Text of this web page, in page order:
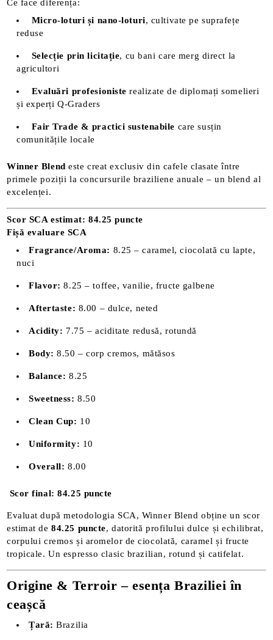
Ce face diferența:
Micro-loturi și nano-loturi, cultivate pe suprafețe
reduse
Selecție prin licitație, cu bani care merg direct la
agricultori
Evaluări profesioniste realizate de diplomați somelieri
și experți Q-Graders
Fair Trade & practici sustenabile care susțin
comunitățile locale
Winner Blend este creat exclusiv din cafele clasate între
primele poziții la concursurile braziliene anuale – un blend al
excelenței.
Scor SCA estimat: 84.25 puncte
Fișă evaluare SCA
Fragrance/Aroma: 8.25 – caramel, ciocolată cu lapte,
nuci
Flavor: 8.25 – toffee, vanilie, fructe galbene
Aftertaste: 8.00 – dulce, neted
Acidity: 7.75 – aciditate redusă, rotundă
Body: 8.50 – corp cremos, mătăsos
Balance: 8.25
Sweetness: 8.50
Clean Cup: 10
Uniformity: 10
Overall: 8.00
Scor final: 84.25 puncte
Evaluat după metodologia SCA, Winner Blend obține un scor
estimat de84.25 puncte, datorită profilului dulce și echilibrat,
corpului cremos și aromelor de ciocolată, caramel și fructe
tropicale. Un espresso clasic brazilian, rotund și catifelat.
Origine & Terroir – esența Braziliei în
ceașcă
Țară: Brazilia